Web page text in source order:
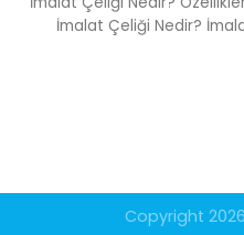
İmalat Çeliği Nedir?
Copyright